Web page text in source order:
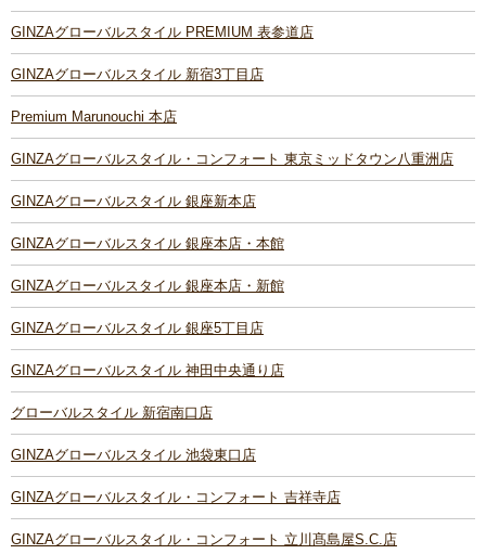
GINZAグローバルスタイル PREMIUM 表参道店
GINZAグローバルスタイル 新宿3丁目店
Premium Marunouchi 本店
GINZAグローバルスタイル・コンフォート 東京ミッドタウン八重洲店
GINZAグローバルスタイル 銀座新本店
GINZAグローバルスタイル 銀座本店・本館
GINZAグローバルスタイル 銀座本店・新館
GINZAグローバルスタイル 銀座5丁目店
GINZAグローバルスタイル 神田中央通り店
グローバルスタイル 新宿南口店
GINZAグローバルスタイル 池袋東口店
GINZAグローバルスタイル・コンフォート 吉祥寺店
GINZAグローバルスタイル・コンフォート 立川髙島屋S.C.店